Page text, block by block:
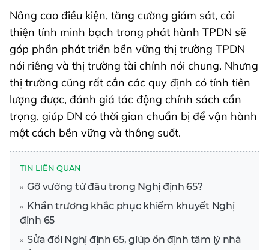
Nâng cao điều kiện, tăng cường giám sát, cải
thiện tính minh bạch trong phát hành TPDN sẽ
góp phần phát triển bền vững thị trường TPDN
nói riêng và thị trường tài chính nói chung. Nhưng
thị trường cũng rất cần các quy định có tính tiên
lượng được, đánh giá tác động chính sách cẩn
trọng, giúp DN có thời gian chuẩn bị để vận hành
một cách bền vững và thông suốt.
TIN LIÊN QUAN
Gỡ vướng từ đâu trong Nghị định 65?
Khẩn trương khắc phục khiếm khuyết Nghị
định 65
Sửa đổi Nghị định 65, giúp ổn định tâm lý nhà